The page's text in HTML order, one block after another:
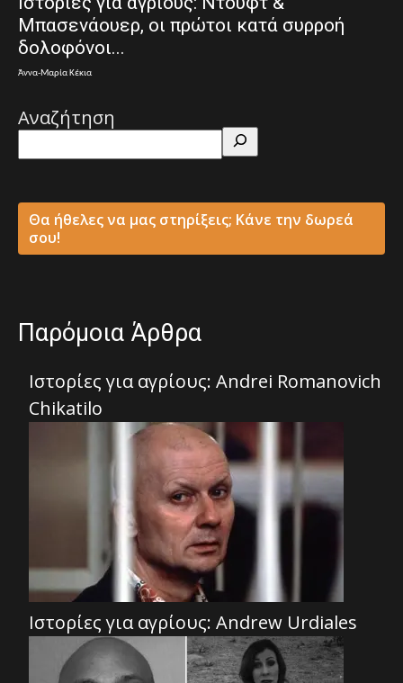
Μπασενάουερ, οι πρώτοι κατά συρροή
δολοφόνοι...
Άννα-Μαρία Κέκια
Αναζήτηση
Θα ήθελες να μας στηρίξεις; Κάνε την δωρεά
σου!
Παρόμοια Άρθρα
Ιστορίες για αγρίους: Andrei Romanovich
Chikatilo
Ιστορίες για αγρίους: Andrew Urdiales